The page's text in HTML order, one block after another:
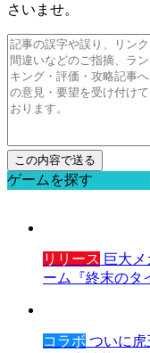
さいませ。
ゲームを探す
リリース 巨大
ーム『終末のタ
コラボ ついに虎